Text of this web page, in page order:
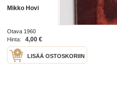
Mikko Hovi
Otava 1960
Hinta:
4,00 €
LISÄÄ OSTOSKORIIN